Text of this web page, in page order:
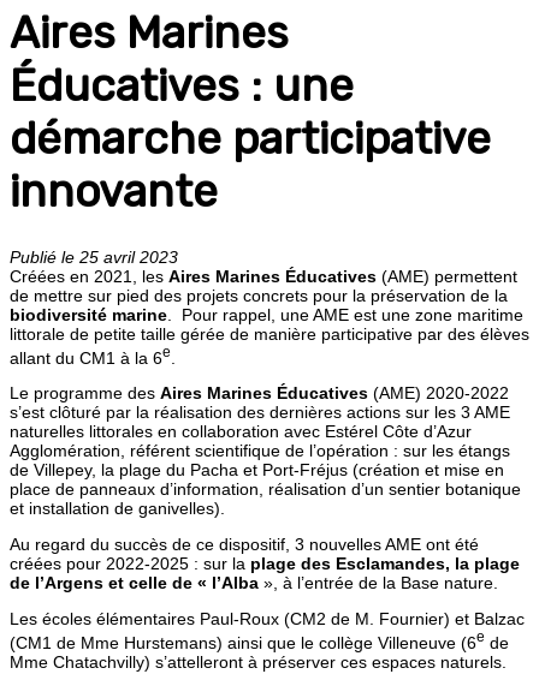
Aires Marines
Éducatives : une
démarche participative
innovante
Publié le 25 avril 2023
Créées en 2021, les Aires Marines Éducatives (AME) permettent
de mettre sur pied des projets concrets pour la préservation de la
biodiversité marine . Pour rappel, une AME est une zone maritime
littorale de petite taille gérée de manière participative par des élèves
allant du CM1 à la 6e
Le programme des Aires Marines Éducatives (AME) 2020-2022
s’est clôturé par la réalisation des dernières actions sur les 3 AME
naturelles littorales en collaboration avec Estérel Côte d’Azur
Agglomération, référent scientifique de l’opération : sur les étangs
de Villepey, la plage du Pacha et Port-Fréjus (création et mise en
place de panneaux d’information, réalisation d’un sentier botanique
et installation de ganivelles).
Au regard du succès de ce dispositif, 3 nouvelles AME ont été
créées pour 2022-2025 : sur la plage des Esclamandes, la plage
de l’Argens et celle de « l’Alba », à l’entrée de la Base nature.
Les écoles élémentaires Paul-Roux (CM2 de M. Fournier) et Balzac
(CM1 de Mme Hurstemans) ainsi que le collège Villeneuve (6e de
Mme Chatachvilly) s’attelleront à préserver ces espaces naturels.